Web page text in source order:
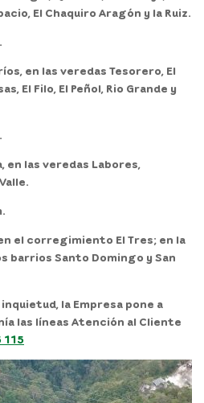
El Chaquiro Aragón y la Ruiz.
en las veredas Tesorero, El
El Filo, El Peñol, Rio Grande y
en las veredas Labores,
el corregimiento El Tres; en la
barrios Santo Domingo y San
la Empresa pone a
las líneas Atención al Cliente